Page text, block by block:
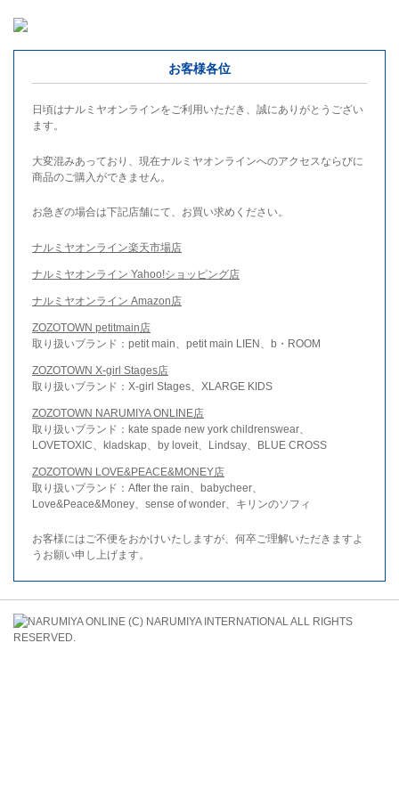
お客様各位
日頃はナルミヤオンラインをご利用いただき、誠にありがとうござい
ます。
大変混みあっており、現在ナルミヤオンラインへのアクセスならびに
商品のご購入ができません。
お急ぎの場合は下記店舗にて、お買い求めください。
ナルミヤオンライン楽天市場店
ナルミヤオンライン Yahoo!ショッピング店
ナルミヤオンライン Amazon店
ZOZOTOWN petitmain店
取り扱いブランド：petit main、petit main LIEN、b・ROOM
ZOZOTOWN X-girl Stages店
取り扱いブランド：X-girl Stages、XLARGE KIDS
ZOZOTOWN NARUMIYA ONLINE店
取り扱いブランド：kate spade new york childrenswear、
LOVETOXIC、kladskap、by loveit、Lindsay、BLUE CROSS
ZOZOTOWN LOVE&PEACE&MONEY店
取り扱いブランド：After the rain、babycheer、
Love&Peace&Money、sense of wonder、キリンのソフィ
お客様にはご不便をおかけいたしますが、何卒ご理解いただきますよ
うお願い申し上げます。